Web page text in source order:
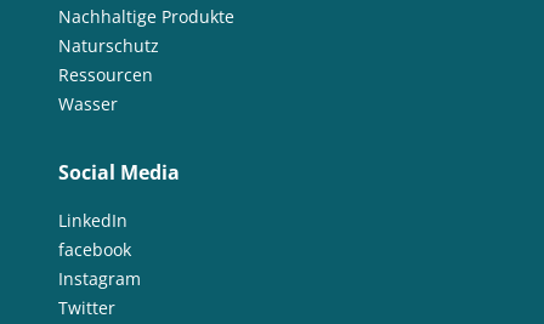
Nachhaltige Produkte
Naturschutz
Ressourcen
Wasser
Social Media
LinkedIn
facebook
Instagram
Twitter